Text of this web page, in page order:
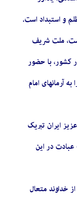
و استبداد است.
ملت شریف
کشور، با حضور
خود را به آرمانهای امام
ایران تبریک
در این
خداوند متعال